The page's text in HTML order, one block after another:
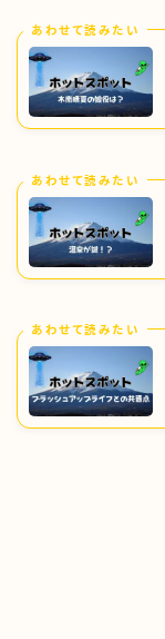
あわせて読みたい
あわせて読みたい
あわせて読みたい